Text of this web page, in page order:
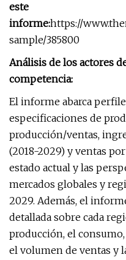
este
informe:https://
sample/385800
Análisis de los actores
competencia:
El informe abarca
especificaciones de
producción/ventas,
(2018-2029) y ventas
estado actual y las
mercados globales y
2029. Además, el
detallada sobre cada
producción, el
el volumen de ventas y